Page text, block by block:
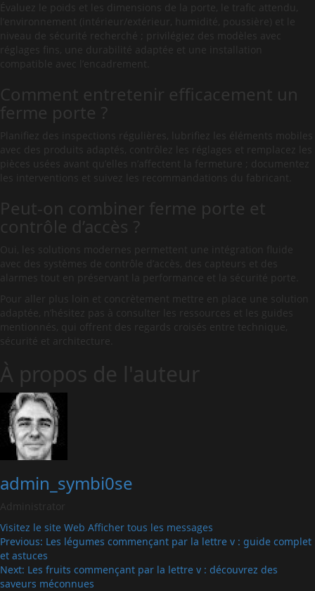
Évaluez le poids et les dimensions de la porte, le trafic attendu,
l’environnement (intérieur/extérieur, humidité, poussière) et le
niveau de sécurité recherché ; privilégiez des modèles avec
réglages fins, une durabilité adaptée et une installation
compatible avec l’encadrement.
Comment entretenir efficacement un
ferme porte ?
Planifiez des inspections régulières, lubrifiez les éléments mobiles
avec des produits adaptés, contrôlez les réglages et remplacez les
pièces usées avant qu’elles n’affectent la fermeture ; documentez
les interventions et suivez les recommandations du fabricant.
Peut-on combiner ferme porte et
contrôle d’accès ?
Oui, les solutions modernes permettent une intégration fluide
avec des systèmes de contrôle d’accès, des capteurs et des
alarmes tout en préservant la performance et la sécurité porte.
Pour aller plus loin et concrètement mettre en place une solution
adaptée, n’hésitez pas à consulter les ressources et les guides
mentionnés, qui offrent des regards croisés entre technique,
sécurité et architecture.
À propos de l'auteur
admin_symbi0se
Administrator
Visitez le site Web Afficher tous les messages
Post
navigation
Previous: Les légumes commençant par la lettre v : guide complet
et astuces
Next: Les fruits commençant par la lettre v : découvrez des
saveurs méconnues